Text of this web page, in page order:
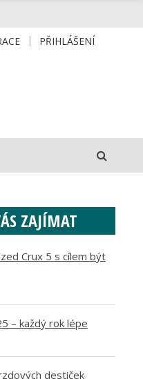
PŘIHLÁŠENÍ
ZAJÍMAT
Crux 5 s cílem být
– každý rok lépe
destiček